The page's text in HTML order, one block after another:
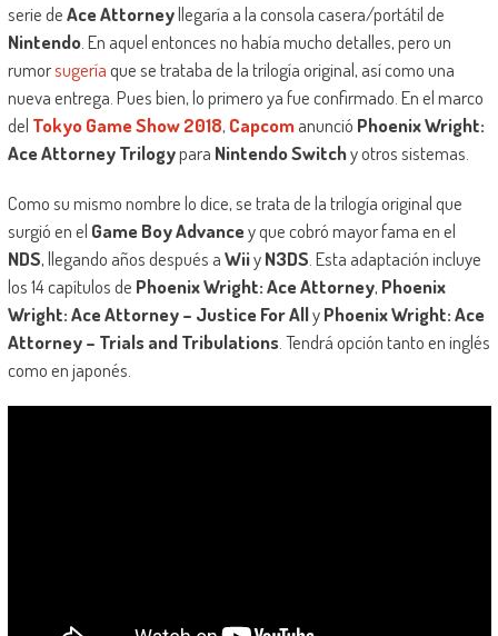
serie deAce Attorneyllegaría a la consola casera/portátil de
Nintendo. En aquel entonces no había mucho detalles, pero un
rumorsugeríaque se trataba de la trilogía original, así como una
nueva entrega. Pues bien, lo primero ya fue confirmado. En el marco
del Tokyo Game Show 2018, Capcomanunció Phoenix Wright:
Ace Attorney Trilogypara Nintendo Switchy otros sistemas.
Como su mismo nombre lo dice, se trata de la trilogía original que
surgió en el Game Boy Advancey que cobró mayor fama en el
NDS, llegando años después aWiiyN3DS . Esta adaptación incluye
los 14 capítulos de Phoenix Wright: Ace Attorney, Phoenix
Wright: Ace Attorney – Justice For AllyPhoenix Wright: Ace
Attorney – Trials and Tribulations. Tendrá opción tanto en inglés
como en japonés.